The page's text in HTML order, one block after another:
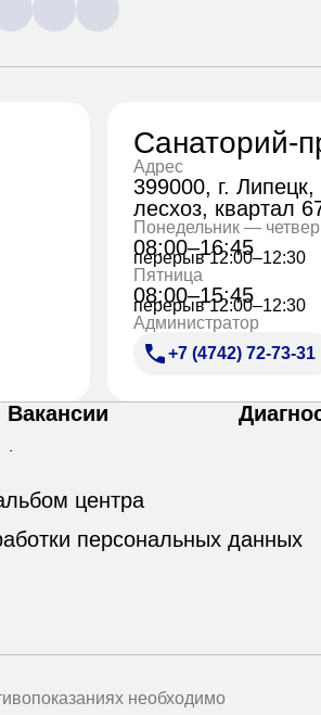
Санаторий-
Адрес
399000, г.
лесхоз, квартал
Понедельник —
08:00–16:45
перерыв 12:00–12:30
Пятница
08:00–15:45
перерыв 12:00–12:30
Администратор
+7 (4742) 72-73-31
Вакансии
центра
персональных данных
необходимо